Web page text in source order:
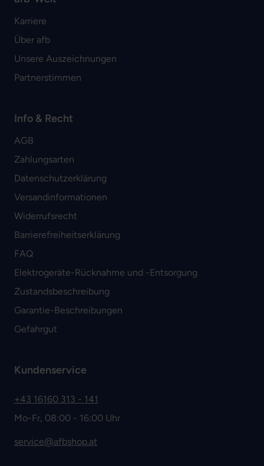
Karriere
Über afb
Unsere Auszeichnungen
Partnerstimmen
Info & Recht
AGB
Zahlungsarten
Datenschutzerklärung
Versandinformationen
Widerrufsrecht
Barrierefreiheitserklärung
FAQ
Elektrogeräte-Rücknahme und -Entsorgung
Zustandsbeschreibung
Garantie-Beschreibungen
Gefahrgut
Kundenservice
+43 16160 313 - 141
Mo-Fr, 08:00 - 16:00 Uhr
service@afbshop.at